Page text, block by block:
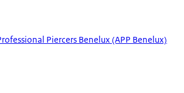
Piercers Benelux (APP Benelux)